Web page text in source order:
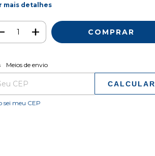
mais detalhes
para o CEP:
Meios de envio
CALCULAR
sei meu CEP